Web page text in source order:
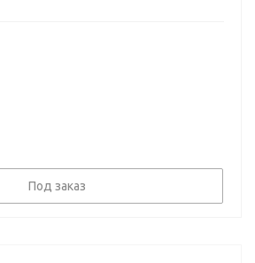
Под заказ